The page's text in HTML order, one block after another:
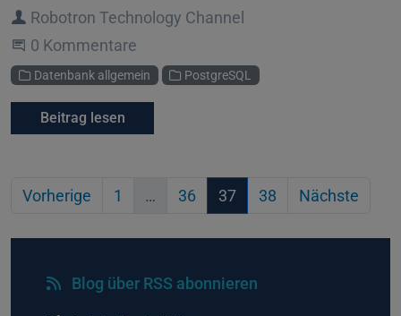
Autor
Robotron Technology Channel
Beginne eine Unterhaltung
0 Kommentare
Kategorien
Datenbank allgemein PostgreSQL
Beitrag lesen
Vorherige 1 … 36 37 38 Nächste
Blog über RSS abonnieren